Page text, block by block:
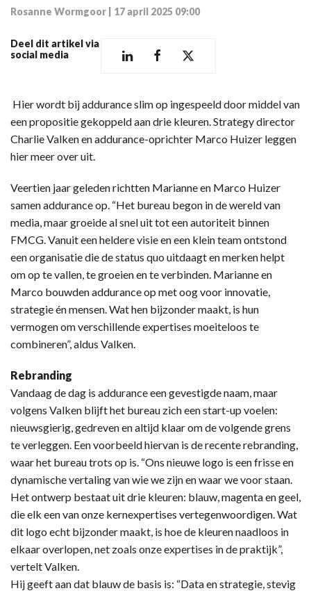
Rosanne Wormgoor 17 april 2025 09:00
Deel dit artikel via
social media
Hier wordt bij addurance slim op ingespeeld door middel van
een propositie gekoppeld aan drie kleuren. Strategy director
Charlie Valken en addurance-oprichter Marco Huizer leggen
hier meer over uit.
Veertien jaar geleden richtten Marianne en Marco Huizer
samen addurance op. “Het bureau begon in de wereld van
media, maar groeide al snel uit tot een autoriteit binnen
FMCG. Vanuit een heldere visie en een klein team ontstond
een organisatie die de status quo uitdaagt en merken helpt
om op te vallen, te groeien en te verbinden. Marianne en
Marco bouwden addurance op met oog voor innovatie,
strategie én mensen. Wat hen bijzonder maakt, is hun
vermogen om verschillende expertises moeiteloos te
combineren”, aldus Valken.
Rebranding
Vandaag de dag is addurance een gevestigde naam, maar
volgens Valken blijft het bureau zich een start-up voelen:
nieuwsgierig, gedreven en altijd klaar om de volgende grens
te verleggen. Een voorbeeld hiervan is de recente rebranding,
waar het bureau trots op is. “Ons nieuwe logo is een frisse en
dynamische vertaling van wie we zijn en waar we voor staan.
Het ontwerp bestaat uit drie kleuren: blauw, magenta en geel,
die elk een van onze kernexpertises vertegenwoordigen. Wat
dit logo echt bijzonder maakt, is hoe de kleuren naadloos in
elkaar overlopen, net zoals onze expertises in de praktijk”,
vertelt Valken.
Hij geeft aan dat blauw de basis is: “Data en strategie, stevig